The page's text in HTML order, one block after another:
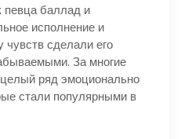
певца баллад и
исполнение и
чувств сделали его
За многие
ряд эмоционально
стали популярными в